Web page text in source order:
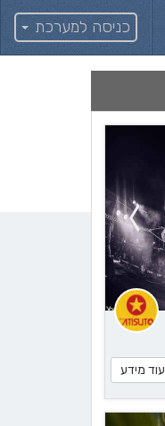
כניסה למערכת
עוד מידע